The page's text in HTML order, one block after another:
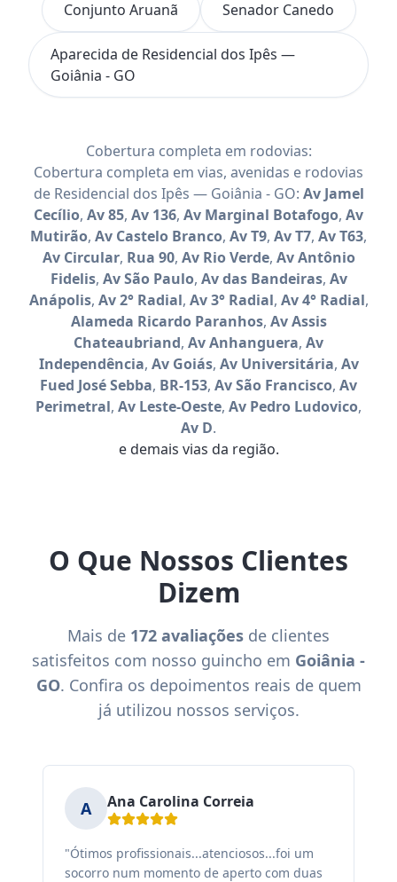
Conjunto Aruanã Senador Canedo
Aparecida de Residencial dos Ipês —
Goiânia - GO
Cobertura completa em rodovias:
Cobertura completa em vias, avenidas e rodovias
de Residencial dos Ipês — Goiânia - GO: Av Jamel
Cecílio, Av 85, Av 136, Av Marginal Botafogo, Av
Mutirão, Av Castelo Branco, Av T9, Av T7, Av T63,
Av Circular, Rua 90, Av Rio Verde, Av Antônio
Fidelis, Av São Paulo, Av das Bandeiras, Av
Anápolis, Av 2° Radial, Av 3° Radial, Av 4° Radial,
Alameda Ricardo Paranhos, Av Assis
Chateaubriand, Av Anhanguera, Av
Independência, Av Goiás, Av Universitária, Av
Fued José Sebba, BR-153, Av São Francisco, Av
Perimetral, Av Leste-Oeste, Av Pedro Ludovico,
Av D.
e demais vias da região.
O Que Nossos Clientes
Dizem
Mais de 172 avaliações de clientes
satisfeitos com nosso guincho em Goiânia -
GO. Confira os depoimentos reais de quem
já utilizou nossos serviços.
A Ana Carolina Correia
"Ótimos profissionais...atenciosos...foi um
socorro num momento de aperto com duas